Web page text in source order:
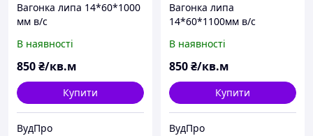
Вагонка липа 14*60*1000
мм в/с
В наявності
850₴/кв.м
Купити
ВудПро
Вагонка липа
14*60*1100мм в/с
В наявності
850₴/кв.м
Купити
ВудПро